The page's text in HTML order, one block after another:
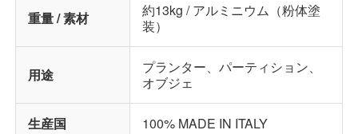
重量 / 素材
約13kg / アルミニウム（粉体塗
装）
用途
プランター、パーティション、
オブジェ
生産国 100% MADE IN ITALY